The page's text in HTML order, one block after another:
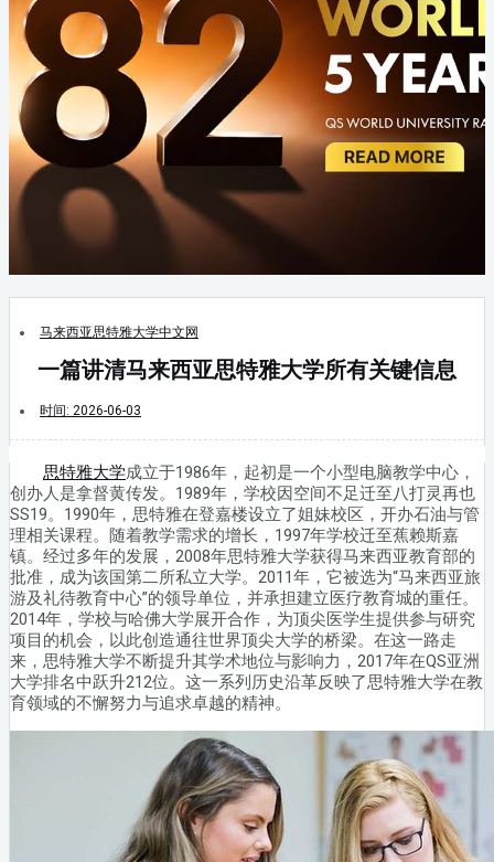
马来西亚思特雅大学中文网
一篇讲清马来西亚思特雅大学所有关键信息
时间: 2026-06-03
思特雅大学成立于1986年，起初是一个小型电脑教学中心，
创办人是拿督黄传发。1989年，学校因空间不足迁至八打灵再也
SS19。1990年，思特雅在登嘉楼设立了姐妹校区，开办石油与管
理相关课程。随着教学需求的增长，1997年学校迁至蕉赖斯嘉
镇。经过多年的发展，2008年思特雅大学获得马来西亚教育部的
批准，成为该国第二所私立大学。2011年，它被选为“马来西亚旅
游及礼待教育中心”的领导单位，并承担建立医疗教育城的重任。
2014年，学校与哈佛大学展开合作，为顶尖医学生提供参与研究
项目的机会，以此创造通往世界顶尖大学的桥梁。在这一路走
来，思特雅大学不断提升其学术地位与影响力，2017年在QS亚洲
大学排名中跃升212位。这一系列历史沿革反映了思特雅大学在教
育领域的不懈努力与追求卓越的精神。